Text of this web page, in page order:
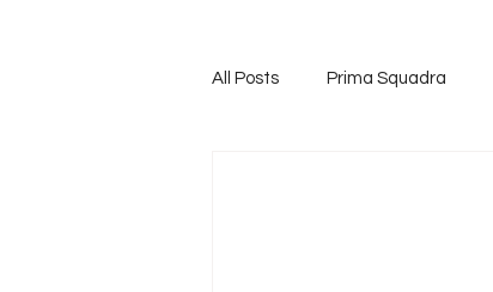
All Posts Prima Squadra